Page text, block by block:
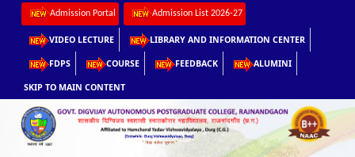
Admission Portal Admission List 2026-27
VIDEO LECTURE LIBRARY AND INFORMATION CENTER
FDPS COURSE FEEDBACK ALUMINI
SKIP TO MAIN CONTENT